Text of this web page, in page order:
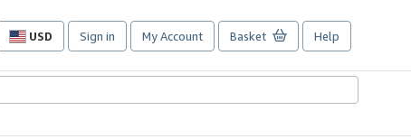
USD
Site
preferences
Sign in My Account Basket Help